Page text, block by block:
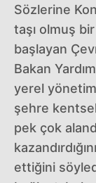
Sözlerine
taşı olmuş
başlayan
Bakan
yerel
şehre
pek çok
ettiğini